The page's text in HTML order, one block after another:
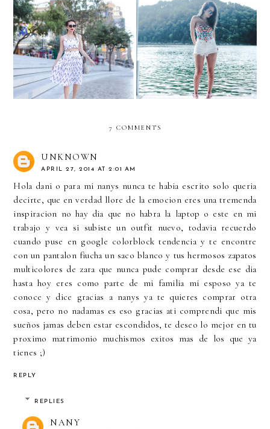
"New York, New York"….in
Las Vegas
Tennessee...
7 COMMENTS
UNKNOWN
APRIL 27, 2014 AT 2:01 AM
Hola dani o para mi nanys nunca te habia escrito solo queria
decirte, que en verdad llore de la emocion eres una tremenda
inspiracion no hay dia que no habra la laptop o este en mi
trabajo y vea si subiste un outfit nuevo, todavia recuerdo
cuando puse en google colorblock tendencia y te encontre
con un pantalon fiucha un saco blanco y tus hermosos zapatos
multicolores de zara que nunca pude comprar desde ese dia
hasta hoy eres como parte de mi familia mi esposo ya te
conoce y dice gracias a nanys ya te quieres comprar otra
cosa, pero no nadamas es eso gracias ati comprendi que mis
sueños jamas deben estar escondidos, te deseo lo mejor en tu
proximo matrimonio muchismos exitos mas de los que ya
tienes ;)
REPLY
REPLIES
NANY